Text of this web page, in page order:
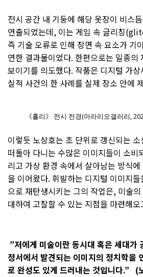
전시 공간 내 기둥에 해당 옷장이 비스
연출되었는데, 이는 게임 속 글리칭
즉 기술 오류로 인해 장면 속 요소가 기
연한 결과물이었다. 한편으로는 일종의
보이기를 의도했다. 작품은 디지털 가
실적 사건의 한 사례를 실제 장소 안에
《홀리》 전시 전경(아라리오갤러리,
이렇듯 노상호는 초 단위로 갱신되는
떠돌아 다니는 수많은 이미지들이 소비
리고 가상 환경 속에서 살아남는 방식
을 이어왔다. 휘발하는 디지털 이미지
으로 재탄생시키는 그의 작업은, 미술
대하여 고찰할 수 있는 지점을 마련해오
”저에게 미술이란 동시대 혹은 세대가
정서에서 발견되는 이미지의 정치학을
로 완성도 있게 드러내는 것입니다.” (